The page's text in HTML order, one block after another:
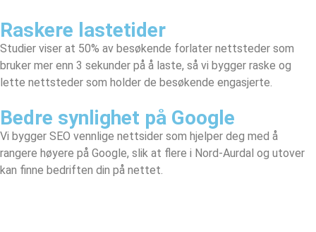
Raskere lastetider
Studier viser at 50% av besøkende forlater nettsteder som
bruker mer enn 3 sekunder på å laste, så vi bygger raske og
lette nettsteder som holder de besøkende engasjerte.
Bedre synlighet på Google
Vi bygger SEO vennlige nettsider som hjelper deg med å
rangere høyere på Google, slik at flere i Nord-Aurdal og utover
kan finne bedriften din på nettet.